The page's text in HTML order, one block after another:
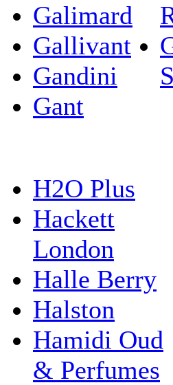
Galimard
Gallivant
Gandini
Gant
H2O Plus
Hackett
London
Halle Berry
Halston
Hamidi Oud
& Perfumes